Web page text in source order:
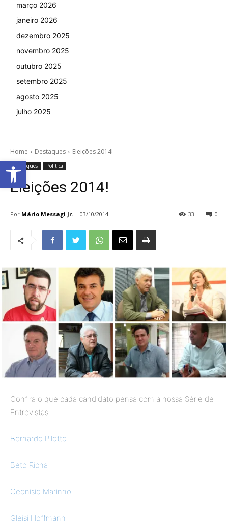
março 2026
janeiro 2026
dezembro 2025
novembro 2025
outubro 2025
setembro 2025
agosto 2025
julho 2025